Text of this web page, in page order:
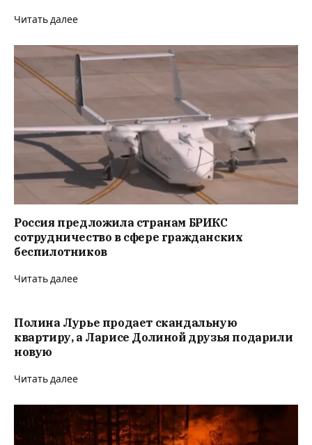
Читать далее
Россия предложила странам БРИКС
сотрудничество в сфере гражданских
беспилотников
Читать далее
Полина Лурье продает скандальную
квартиру, а Ларисе Долиной друзья подарили
новую
Читать далее